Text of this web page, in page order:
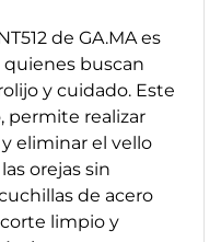
de GA.MA es
quienes buscan
y cuidado. Este
permite realizar
eliminar el vello
orejas sin
de acero
limpio y